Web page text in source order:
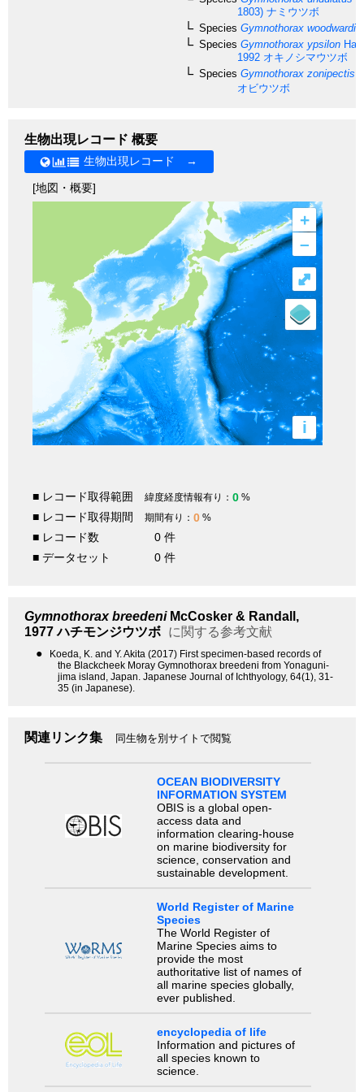
1803) ナミウツボ
Species Gymnothorax woodwardi
Species Gymnothorax ypsilon
1992 オキノシマウツボ
Species Gymnothorax zonipectis
オビウツボ
生物出現レコード 概要
生物出現レコード →
[地図・概要]
+
–
i
⤢
■ レコード取得範囲 緯度経度情報有り： 0 %
■ レコード取得期間 期間有り： 0 %
■ レコード数
0 件
■ データセット
0 件
Gymnothorax breedeniMcCosker & Randall,
1977ハチモンジウツボ に関する参考文献
●
Koeda, K. and Y. Akita (2017) First specimen-based records of
the Blackcheek Moray Gymnothorax breedeni from Yonaguni-
jima island, Japan. Japanese Journal of Ichthyology, 64(1), 31-
35 (in Japanese).
関連リンク集 同生物を別サイトで閲覧
OCEAN BIODIVERSITY
INFORMATION SYSTEM
OBIS is a global open-
access data and
information clearing-house
on marine biodiversity for
science, conservation and
sustainable development.
World Register of Marine
Species
The World Register of
Marine Species aims to
provide the most
authoritative list of names of
all marine species globally,
ever published.
encyclopedia of life
Information and pictures of
all species known to
science.